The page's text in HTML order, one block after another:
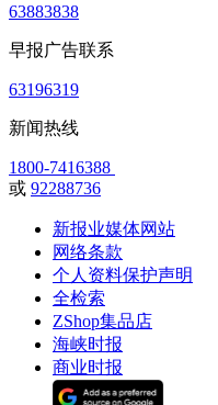
63883838
早报广告联系
63196319
新闻热线
1800-7416388
或 92288736
新报业媒体网站
网络条款
个人资料保护声明
全检索
ZShop集品店
海峡时报
商业时报